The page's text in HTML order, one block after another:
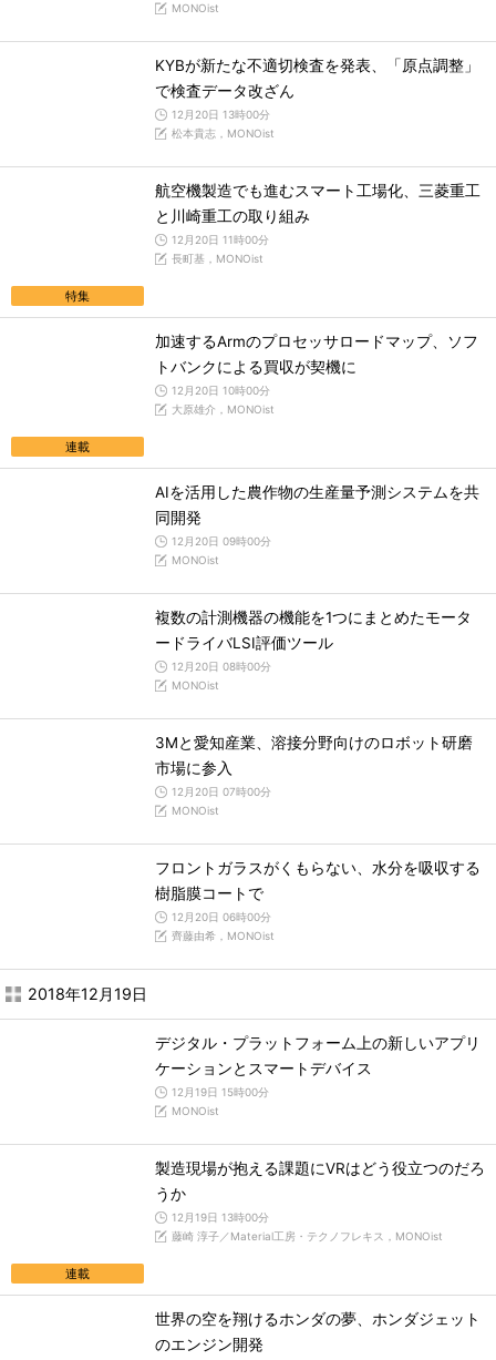
MONOist
KYBが新たな不適切検査を発表、「原点調整」
で検査データ改ざん
12月20日 13時00分
松本貴志，MONOist
特集
航空機製造でも進むスマート工場化、三菱重工
と川崎重工の取り組み
12月20日 11時00分
長町基，MONOist
連載
加速するArmのプロセッサロードマップ、ソフ
トバンクによる買収が契機に
12月20日 10時00分
大原雄介，MONOist
AIを活用した農作物の生産量予測システムを共
同開発
12月20日 09時00分
MONOist
複数の計測機器の機能を1つにまとめたモータ
ードライバLSI評価ツール
12月20日 08時00分
MONOist
3Mと愛知産業、溶接分野向けのロボット研磨
市場に参入
12月20日 07時00分
MONOist
フロントガラスがくもらない、水分を吸収する
樹脂膜コートで
12月20日 06時00分
齊藤由希，MONOist
2018年12月19日
デジタル・プラットフォーム上の新しいアプリ
ケーションとスマートデバイス
12月19日 15時00分
MONOist
連載
製造現場が抱える課題にVRはどう役立つのだろ
うか
12月19日 13時00分
藤崎 淳子／Material工房・テクノフレキス，MONOist
世界の空を翔けるホンダの夢、ホンダジェット
のエンジン開発